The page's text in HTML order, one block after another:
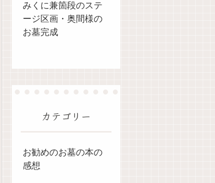
みくに兼箇段のステ
ージ区画・奥間様の
お墓完成
カテゴリー
お勧めのお墓の本の
感想